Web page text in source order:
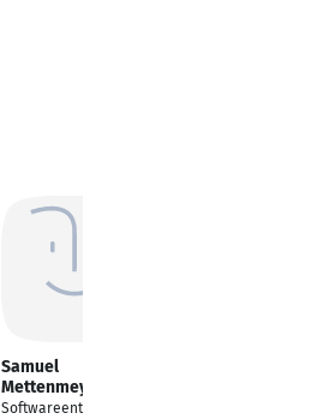
Samuel
Mettenmeyer
Softwareentwickler/